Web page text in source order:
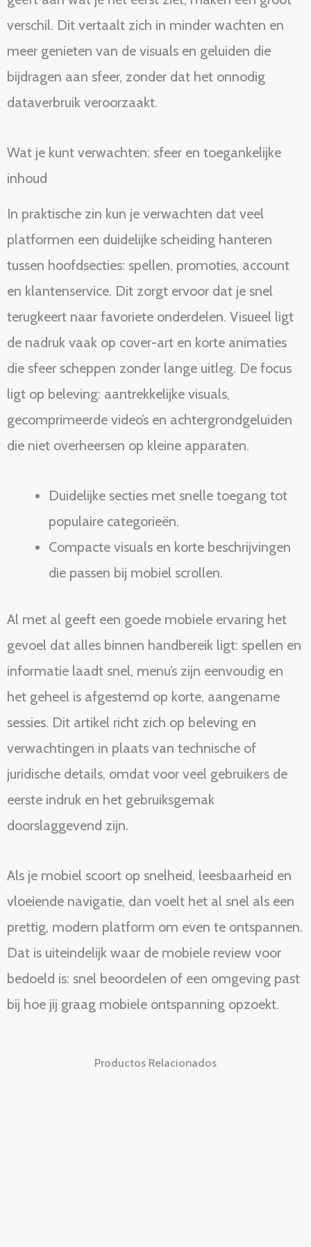
verschil. Dit vertaalt zich in minder wachten en
meer genieten van de visuals en geluiden die
bijdragen aan sfeer, zonder dat het onnodig
dataverbruik veroorzaakt.
Wat je kunt verwachten: sfeer en toegankelijke
inhoud
In praktische zin kun je verwachten dat veel
platformen een duidelijke scheiding hanteren
tussen hoofdsecties: spellen, promoties, account
en klantenservice. Dit zorgt ervoor dat je snel
terugkeert naar favoriete onderdelen. Visueel ligt
de nadruk vaak op cover-art en korte animaties
die sfeer scheppen zonder lange uitleg. De focus
ligt op beleving: aantrekkelijke visuals,
gecomprimeerde video’s en achtergrondgeluiden
die niet overheersen op kleine apparaten.
Duidelijke secties met snelle toegang tot
populaire categorieën.
Compacte visuals en korte beschrijvingen
die passen bij mobiel scrollen.
Al met al geeft een goede mobiele ervaring het
gevoel dat alles binnen handbereik ligt: spellen en
informatie laadt snel, menu’s zijn eenvoudig en
het geheel is afgestemd op korte, aangename
sessies. Dit artikel richt zich op beleving en
verwachtingen in plaats van technische of
juridische details, omdat voor veel gebruikers de
eerste indruk en het gebruiksgemak
doorslaggevend zijn.
Als je mobiel scoort op snelheid, leesbaarheid en
vloeiende navigatie, dan voelt het al snel als een
prettig, modern platform om even te ontspannen.
Dat is uiteindelijk waar de mobiele review voor
bedoeld is: snel beoordelen of een omgeving past
bij hoe jij graag mobiele ontspanning opzoekt.
Productos Relacionados